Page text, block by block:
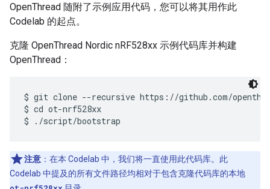
OpenThread 随附了示例应用代码，您可以将其用作此
Codelab 的起点。
克隆 OpenThread Nordic nRF528xx 示例代码库并构建
OpenThread：
$ git clone --recursive https://github.com/
$ cd ot-nrf528xx
注意 ：在本 Codelab 中，我们将一直使用此代码库。此
Codelab 中提及的所有文件路径均相对于包含克隆代码库的本地